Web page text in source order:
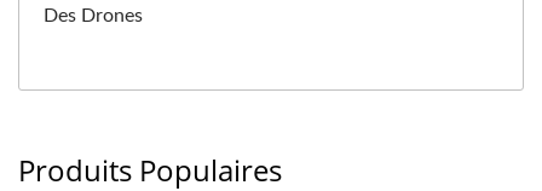
Des Drones
Produits Populaires